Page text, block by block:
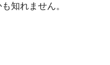
知れません。